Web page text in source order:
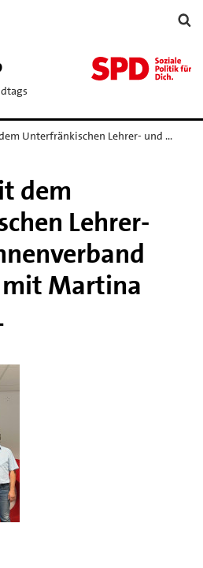
Unterfränkischen Lehrer- und …
dem
Lehrer-
Martina